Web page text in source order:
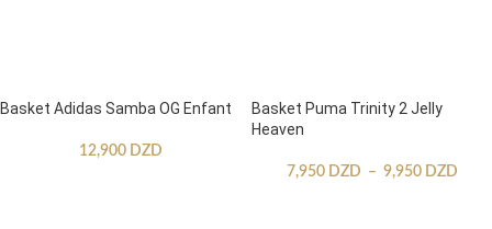
Basket Adidas Samba OG Enfant
12,900 DZD
Basket Puma Trinity 2 Jelly
Heaven
7,950 DZD – 9,950 DZD